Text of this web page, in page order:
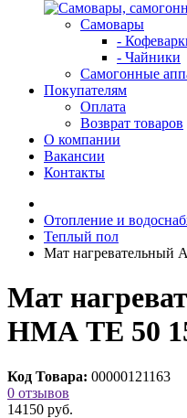
Самовары
-
- Чайники
Самогонные
Покупателям
Оплата
Возврат товаров
О компании
Вакансии
Контакты
Отопление и
Теплый пол
Мат
Мат
НМА ТЕ 50
Код Товара: 00000121163
0 отзывов
14150 руб.